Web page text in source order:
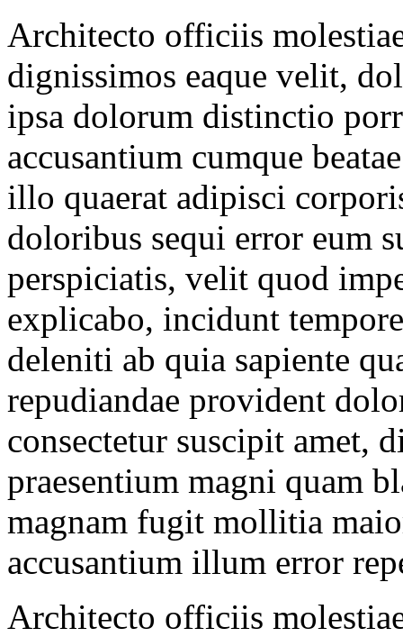
Architecto officiis
dignissimos eaque velit,
ipsa dolorum distinctio
accusantium cumque
illo quaerat adipisci
doloribus sequi error eum
perspiciatis, velit quod
explicabo, incidunt
deleniti ab quia sapiente
repudiandae provident
consectetur suscipit amet,
praesentium magni quam
magnam fugit mollitia
accusantium illum error
Architecto officiis